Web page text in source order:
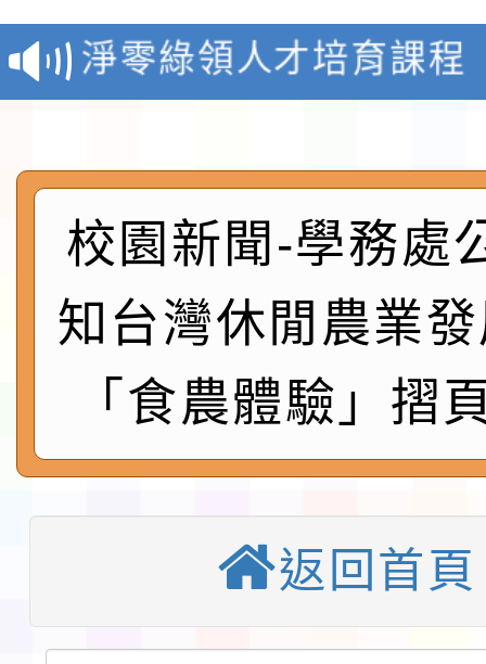
報
淨零綠領人才培育課程
檢送桃園市115學年度
及師生本土語及新住民
實施要點各1份
115年食農教育專業人
程
函轉國家通訊傳播委員
鎮韌性（防空）演習－
「115年金融知識線上
本校115學年度第1學
第3次招考代課鐘點教
告(不再辦理後續甄選)
檢送「桃園市115學年
程安排一案
「桃園市補助參觀特色
展演活動實施計畫」
教育部校安中心白海豚
校園新聞-學務處
知台灣休閒農業
「食農體驗」摺
返回首頁